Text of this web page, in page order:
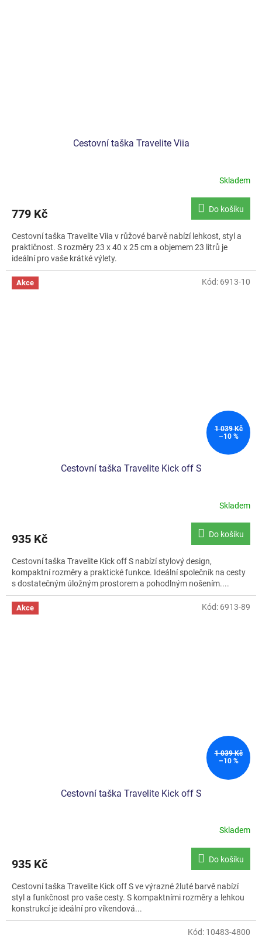
Cestovní taška Travelite Viia
Skladem
779 Kč Do košíku
Cestovní taška Travelite Viia v růžové barvě nabízí lehkost, styl a
praktičnost. S rozměry 23 x 40 x 25 cm a objemem 23 litrů je
ideální pro vaše krátké výlety.
Akce
1 039 Kč
–10 %
Cestovní taška Travelite Kick off S
Skladem
935 Kč Do košíku
Cestovní taška Travelite Kick off S nabízí stylový design,
kompaktní rozměry a praktické funkce. Ideální společník na cesty
s dostatečným úložným prostorem a pohodlným nošením....
Kód: 6913-10
Akce
1 039 Kč
–10 %
Cestovní taška Travelite Kick off S
Skladem
935 Kč Do košíku
Cestovní taška Travelite Kick off S ve výrazné žluté barvě nabízí
styl a funkčnost pro vaše cesty. S kompaktními rozměry a lehkou
konstrukcí je ideální pro víkendová...
Kód: 6913-89
Kód: 10483-4800